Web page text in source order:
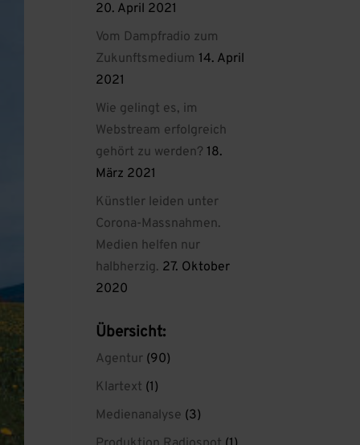
20. April 2021
Vom Dampfradio zum
Zukunftsmedium 14. April
2021
Wie gelingt es, im
Webstream erfolgreich
gehört zu werden? 18.
März 2021
Künstler leiden unter
Corona-Massnahmen.
Medien helfen nur
halbherzig. 27. Oktober
2020
Übersicht:
Agentur (90)
Klartext (1)
Medienanalyse (3)